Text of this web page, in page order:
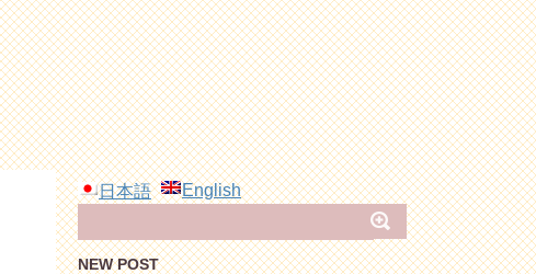
日本語 English
NEW POST